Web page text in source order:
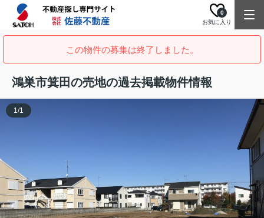
お気に入り
0
この物件の募集は終了しました。
鴻巣市箕田の売地の過去掲載物件情報
1/1